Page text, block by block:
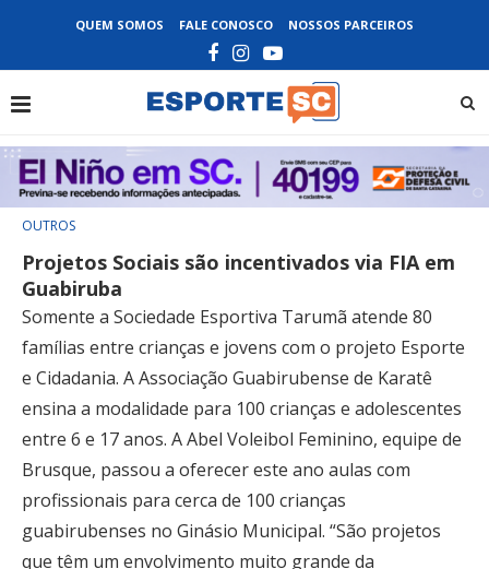
QUEM SOMOS FALE CONOSCO NOSSOS PARCEIROS
OUTROS
Projetos Sociais são incentivados via FIA em
Guabiruba
Somente a Sociedade Esportiva Tarumã atende 80
famílias entre crianças e jovens com o projeto Esporte
e Cidadania. A Associação Guabirubense de Karatê
ensina a modalidade para 100 crianças e adolescentes
entre 6 e 17 anos. A Abel Voleibol Feminino, equipe de
Brusque, passou a oferecer este ano aulas com
profissionais para cerca de 100 crianças
guabirubenses no Ginásio Municipal. “São projetos
que têm um envolvimento muito grande da